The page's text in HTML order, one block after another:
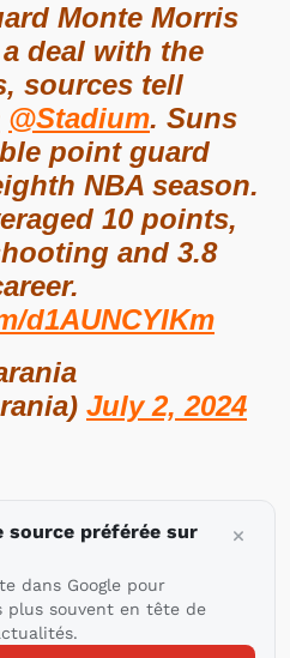
Monte Morris
deal with the
sources tell
@Stadium. Suns
point guard
NBA season.
10 points,
and 3.8
d1AUNCYIKm
July 2, 2024
source préférée sur
dans Google pour
plus souvent en tête de